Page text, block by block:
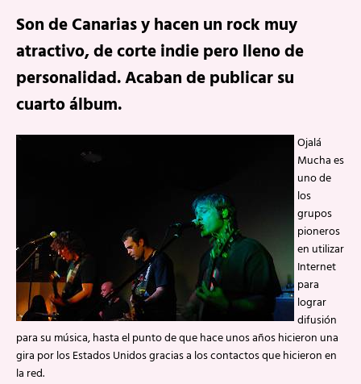
Son de Canarias y hacen un rock muy
atractivo, de corte indie pero lleno de
personalidad. Acaban de publicar su
cuarto álbum.
Ojalá
Mucha es
uno de
los
grupos
pioneros
en utilizar
Internet
para
lograr
difusión
para su música, hasta el punto de que hace unos años hicieron una
gira por los Estados Unidos gracias a los contactos que hicieron en
la red.